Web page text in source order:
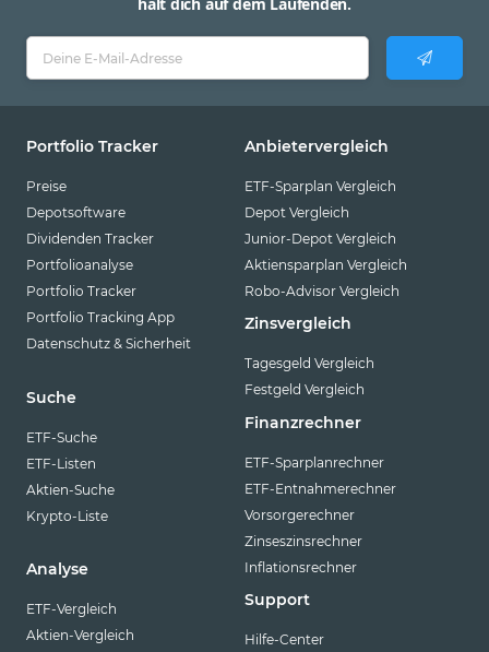
Portfolio Tracker
Preise
Depotsoftware
Dividenden Tracker
Portfolioanalyse
Portfolio Tracker
Portfolio Tracking App
Datenschutz & Sicherheit
Suche
ETF-Suche
ETF-Listen
Aktien-Suche
Krypto-Liste
Analyse
ETF-Vergleich
Aktien-Vergleich
Anbietervergleich
ETF-Sparplan Vergleich
Depot Vergleich
Junior-Depot Vergleich
Aktiensparplan Vergleich
Robo-Advisor Vergleich
Zinsvergleich
Tagesgeld Vergleich
Festgeld Vergleich
Finanzrechner
ETF-Sparplanrechner
ETF-Entnahmerechner
Vorsorgerechner
Zinseszinsrechner
Inflationsrechner
Support
Hilfe-Center